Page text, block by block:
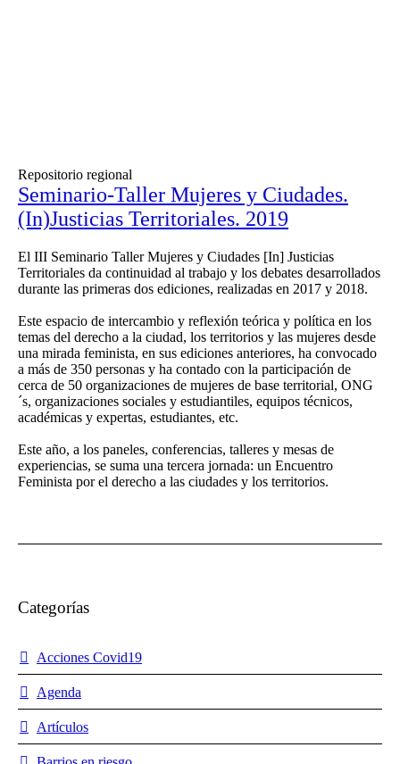
Repositorio regional
Seminario-Taller Mujeres y Ciudades.
(In)Justicias Territoriales. 2019
El III Seminario Taller Mujeres y Ciudades [In] Justicias
Territoriales da continuidad al trabajo y los debates desarrollados
durante las primeras dos ediciones, realizadas en 2017 y 2018.
Este espacio de intercambio y reflexión teórica y política en los
temas del derecho a la ciudad, los territorios y las mujeres desde
una mirada feminista, en sus ediciones anteriores, ha convocado
a más de 350 personas y ha contado con la participación de
cerca de 50 organizaciones de mujeres de base territorial, ONG
´s, organizaciones sociales y estudiantiles, equipos técnicos,
académicas y expertas, estudiantes, etc.
Este año, a los paneles, conferencias, talleres y mesas de
experiencias, se suma una tercera jornada: un Encuentro
Feminista por el derecho a las ciudades y los territorios.
Categorías
Acciones Covid19
Agenda
Artículos